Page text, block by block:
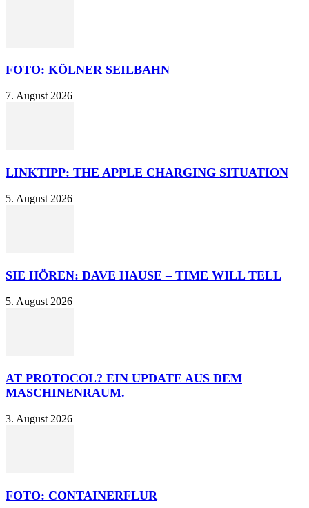
FOTO: KÖLNER SEILBAHN
7. August 2026
LINKTIPP: THE APPLE CHARGING SITUATION
5. August 2026
SIE HÖREN: DAVE HAUSE – TIME WILL TELL
5. August 2026
AT PROTOCOL? EIN UPDATE AUS DEM
MASCHINENRAUM.
3. August 2026
FOTO: CONTAINERFLUR